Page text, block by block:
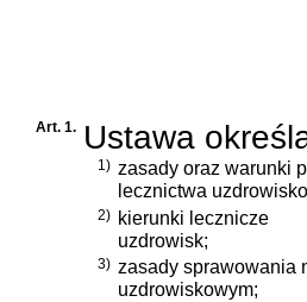
Art. 1. Ustawa
1) zasady oraz warunki
lecznictwa
2) kierunki lecznicze
uzdrowisk;
3) zasady sprawowania
uzdrowiskowym;